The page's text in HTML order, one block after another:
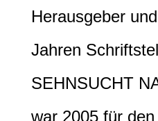
Herausgeber
Jahren
SEHNSUCHT
war 2005 für